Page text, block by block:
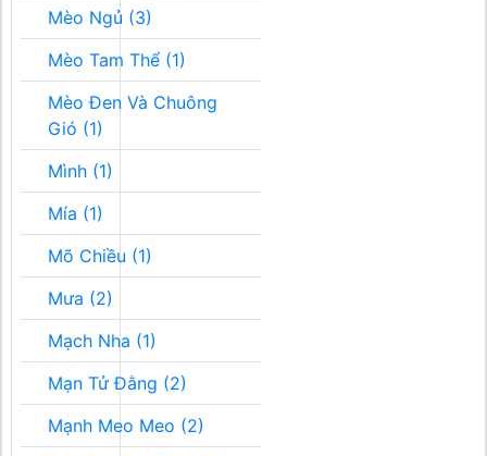
Mèo Ngủ (3)
Mèo Tam Thể (1)
Mèo Đen Và Chuông
Gió (1)
Mình (1)
Mía (1)
Mõ Chiều (1)
Mưa (2)
Mạch Nha (1)
Mạn Tử Đằng (2)
Mạnh Meo Meo (2)